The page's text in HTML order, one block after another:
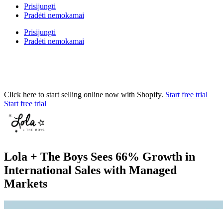
Prisijungti
Pradėti nemokamai
Prisijungti
Pradėti nemokamai
Click here to start selling online now with Shopify. Start free trial
Start free trial
Lola + The Boys Sees 66% Growth in
International Sales with Managed
Markets